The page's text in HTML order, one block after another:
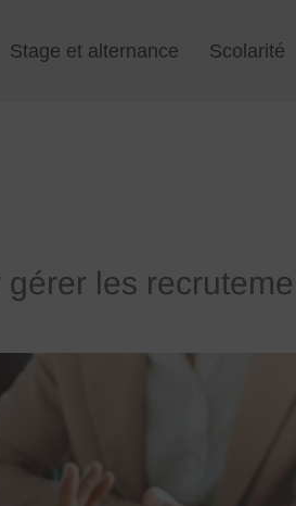
Stage et alternance Scolarité
les